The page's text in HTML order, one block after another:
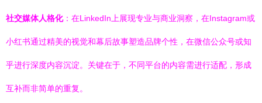
社交媒体人格化：在LinkedIn上展现专业与商业洞察，在Instagram或
小红书通过精美的视觉和幕后故事塑造品牌个性，在微信公众号或知
乎进行深度内容沉淀。关键在于，不同平台的内容需进行适配，形成
互补而非简单的重复。